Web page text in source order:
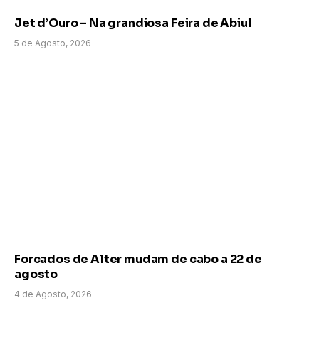
Jet d’Ouro – Na grandiosa Feira de Abiul
5 de Agosto, 2026
Forcados de Alter mudam de cabo a 22 de
agosto
4 de Agosto, 2026